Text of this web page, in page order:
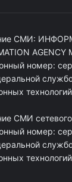
СМИ:
AGENCY
номер:
СМИ
номер: